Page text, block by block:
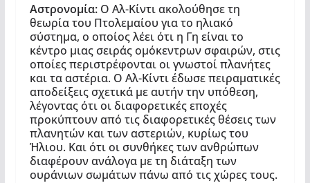
Αστρονομία: Ο Αλ-Κίντι ακολούθησε τη
θεωρία του Πτολεμαίου για το ηλιακό
σύστημα, ο οποίος λέει ότι η Γη είναι το
κέντρο μιας σειράς ομόκεντρων σφαιρών, στις
οποίες περιστρέφονται οι γνωστοί πλανήτες
και τα αστέρια. Ο Αλ-Κίντι έδωσε πειραματικές
αποδείξεις σχετικά με αυτήν την υπόθεση,
λέγοντας ότι οι διαφορετικές εποχές
προκύπτουν από τις διαφορετικές θέσεις των
πλανητών και των αστεριών, κυρίως του
Ήλιου. Και ότι οι συνθήκες των ανθρώπων
διαφέρουν ανάλογα με τη διάταξη των
ουράνιων σωμάτων πάνω από τις χώρες τους.